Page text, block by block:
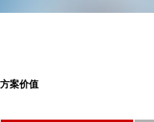
方案价值